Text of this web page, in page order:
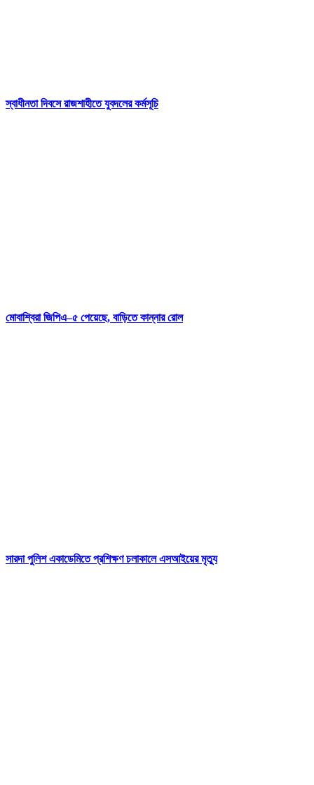
স্বাধীনতা দিবসে রাজশাহীতে যুবদলের কর্মসূচি
মোবাশ্বিরা জিপিএ–৫ পেয়েছে, বাড়িতে কান্নার রোল
সারদা পুলিশ একাডেমিতে প্রশিক্ষণ চলাকালে এসআইয়ের মৃত্যু